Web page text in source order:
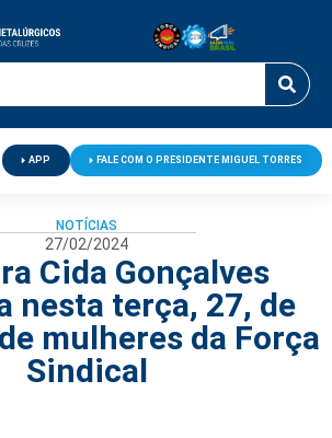
APP FALE COM O PRESIDENTE MIGUEL TORRES
NOTÍCIAS
27/02/2024
Cida Gonçalves
nesta terça, 27, de
mulheres da Força
Sindical